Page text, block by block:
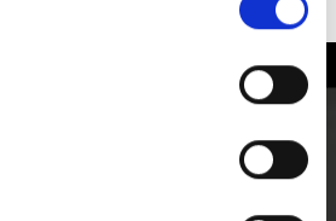
het Vinschgau
mountainbike, over almen en
het hooggebergte en over single
dal. Natuur en cultuur kun je in